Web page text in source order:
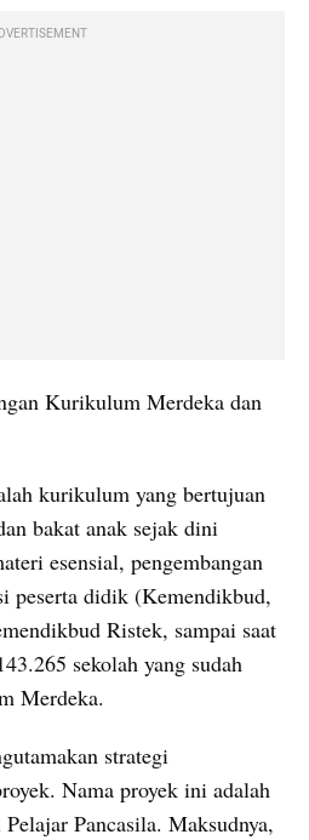
Kurikulum Merdeka dan
kurikulum yang bertujuan
bakat anak sejak dini
esensial, pengembangan
peserta didik (Kemendikbud,
Ristek, sampai saat
sekolah yang sudah
Merdeka.
strategi
Nama proyek ini adalah
Pancasila. Maksudnya,